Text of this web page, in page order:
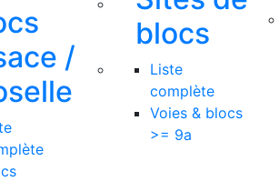
/
blocs
Liste
complète
Voies & blocs
>= 9a